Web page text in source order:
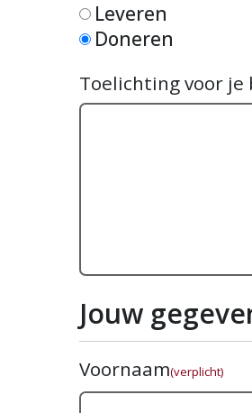
Leveren
Doneren
Toelichting voor je
Jouw
Voornaam(verplicht)